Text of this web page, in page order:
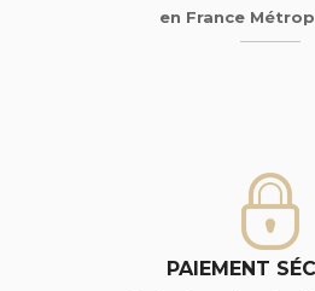
en France
PAIEMENT